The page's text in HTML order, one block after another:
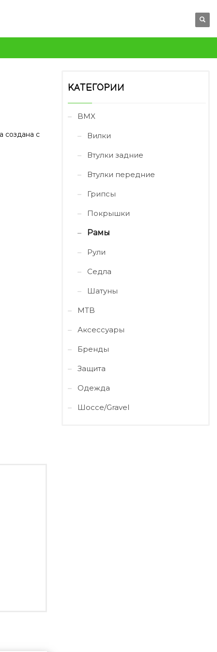
создана с
КАТЕГОРИИ
BMX
Вилки
Втулки задние
Втулки передние
Грипсы
Покрышки
Рамы
Рули
Седла
Шатуны
MTB
Аксессуары
Бренды
Защита
Одежда
Шоссе/Gravel